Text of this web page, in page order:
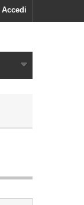
Accedi